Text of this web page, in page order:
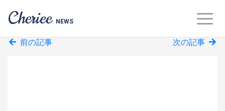
Cheriee NEWS
前の記事 次の記事